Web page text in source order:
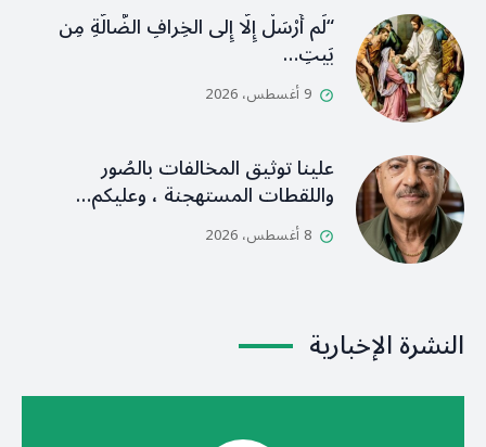
“لَم أُرْسَلْ إِلَّا إِلى الخِرافِ الضَّالَّةِ مِن
بَيتِ…
9 أغسطس، 2026
علينا توثيق المخالفات بالصُور
واللقطات المستهجنة ، وعليكم…
8 أغسطس، 2026
النشرة الإخبارية